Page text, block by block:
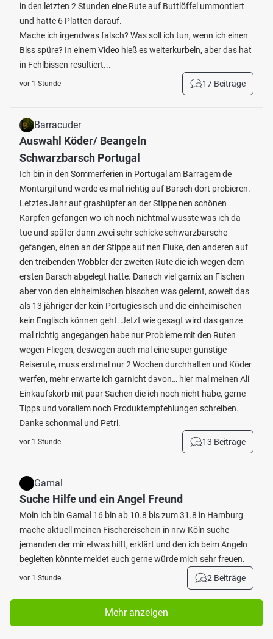
in den letzten 2 Stunden eine Rute auf Buttlöffel ummontiert
und hatte 6 Platten darauf.
Mache ich irgendwas falsch? Was soll ich tun, wenn ich einen
Biss spüre? In einem Video hieß es weiterkurbeln, aber das hat
in Fehlbissen resultiert...
vor 1 Stunde 17 Beiträge
Barracuder
Auswahl Köder/ Beangeln
Schwarzbarsch Portugal
Ich bin in den Sommerferien in Portugal am Barragem de
Montargil und werde es mal richtig auf Barsch dort probieren.
Letztes Jahr auf grashüpfer an der Stippe nen schönen
Karpfen gefangen wo ich noch nichtmal wusste was ich da
tue und später dann zwei sehr schicke schwarzbarsche
gefangen, einen an der Stippe auf nen Fluke, den anderen auf
den treibenden Wobbler der zweiten Rute die ich wegen dem
ersten Barsch abgelegt hatte. Danach viel garnix an Fischen
aber von den einheimischen bisschen was gelernt, soweit das
als 13 jähriger der kein Portugiesisch und die einheimischen
kein Englisch können geht. Jetzt wie gesagt wird das ganze
mal richtig angegangen habe nur Probleme mit den Ruten
wegen Fliegen, deswegen auch mal eine super günstige
Reiserute, muss erstmal nur 2 Wochen durchhalten und Köder
werfen, mehr erwarte ich garnicht davon… hier mal meinen Ali
Einkaufskorb mit paar Sachen die ich noch nicht habe, gerne
Tipps und vorallem noch Produktempfehlungen schreiben.
Danke schonmal und Petri.
vor 1 Stunde 13 Beiträge
Gamal
Suche Hilfe und ein Angel Freund
Moin ich bin Gamal 16 bin ab 10.8 bis zum 31.8 in Hamburg
mache aktuell meinen Fischereischein in nrw Köln suche
jemanden der mir etwas hilft, erklärt und den ich beim Angeln
begleiten könnte meldet euch gerne würde mich sehr freuen.
vor 1 Stunde 2 Beiträge
Mehr anzeigen